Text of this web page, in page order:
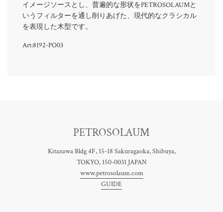
イメージソースとし、普遍的な形状をPETROSOLAUMと
いうフィルターを通し削りあげた、現代的なクラシカル
を表現した木型です。
Art:8192-PO03
PETROSOLAUM
Kitazawa Bldg 4F, 15-18 Sakuragaoka, Shibuya,
TOKYO, 150-0031 JAPAN
www.petrosolaum.com
GUIDE